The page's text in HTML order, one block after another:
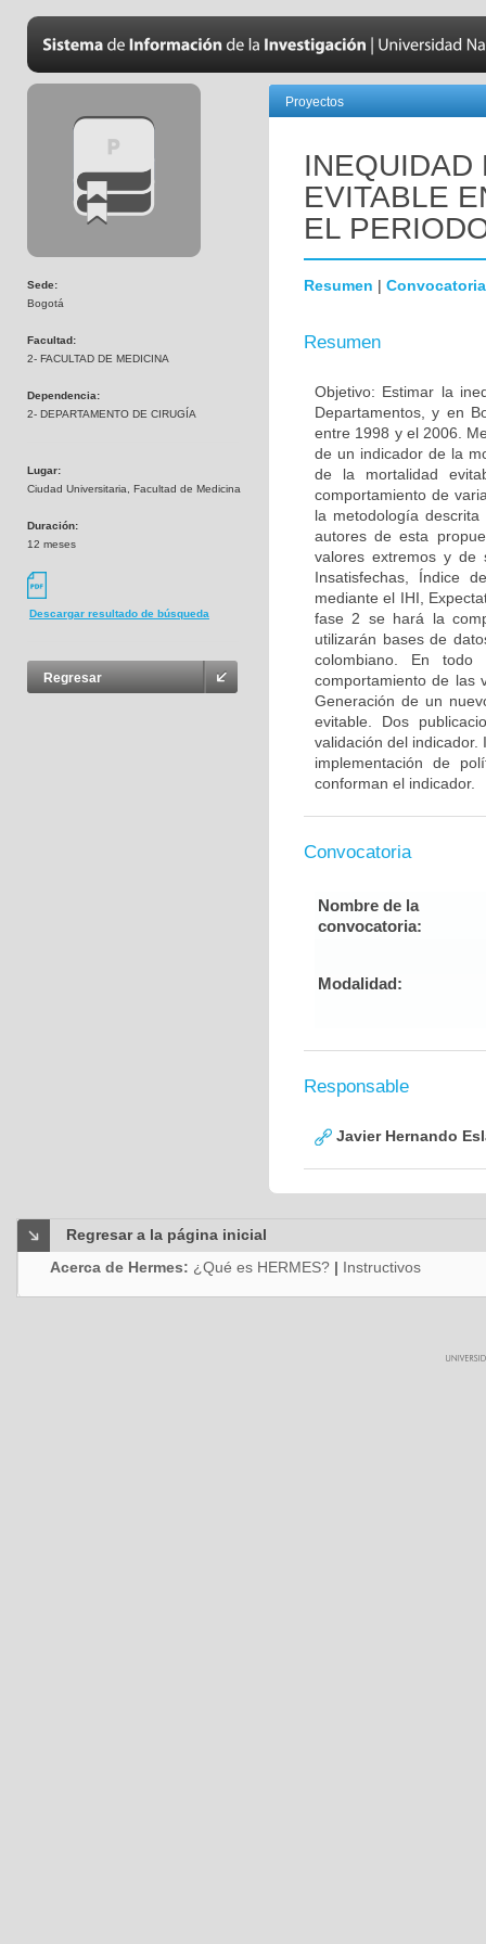
Sede:
Bogotá
Facultad:
2- FACULTAD DE MEDICINA
Dependencia:
2- DEPARTAMENTO DE CIRUGÍA
Lugar:
Ciudad Universitaria, Facultad de Medicina
Duración:
12 meses
Descargar resultado de búsqueda
Regresar
Proyectos
INEQUIDAD
EVITABLE
EL
Resumen | Convocatoria
Resumen
Objetivo: Estimar la
Departamentos, y en
entre 1998 y el 2006.
de un indicador de la
de la mortalidad
comportamiento de
la metodología
autores de esta
valores extremos y de
Insatisfechas, Índice
mediante el IHI,
fase 2 se hará la
utilizarán bases de
colombiano. En
comportamiento de las
Generación de un
evitable. Dos
validación del
implementación de
conforman el indicador.
Convocatoria
Nombre de la
convocatoria:
Modalidad:
Responsable
Javier Hernando
Regresar a la página inicial
Acerca de Hermes: ¿Qué es HERMES? | Instructivos